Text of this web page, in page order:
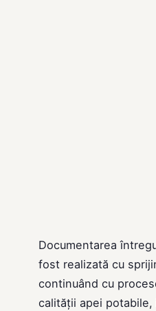
Documentarea
fost realizată cu
continuând cu
calității apei